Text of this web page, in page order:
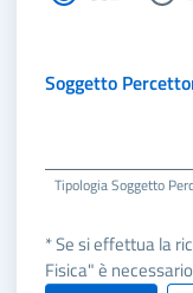
Soggetto
Tipologia Soggetto
* Se si effettua la
Fisica" è